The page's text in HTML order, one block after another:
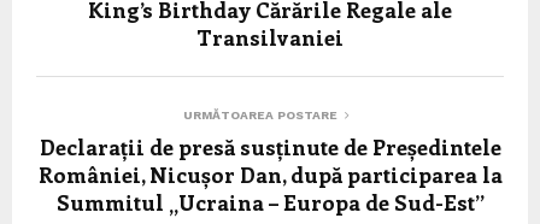
King’s Birthday Cărările Regale ale
Transilvaniei
URMĂTOAREA POSTARE
Declarații de presă susținute de Președintele
României, Nicușor Dan, după participarea la
Summitul „Ucraina – Europa de Sud-Est”